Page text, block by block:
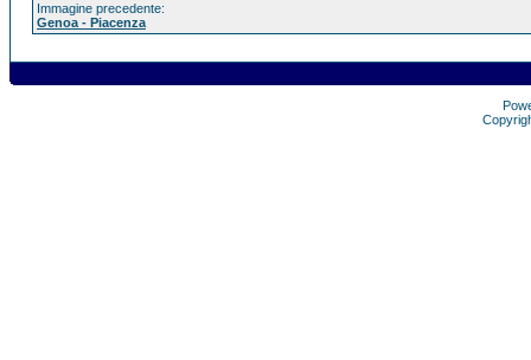
Immagine precedente:
Genoa - Piacenza